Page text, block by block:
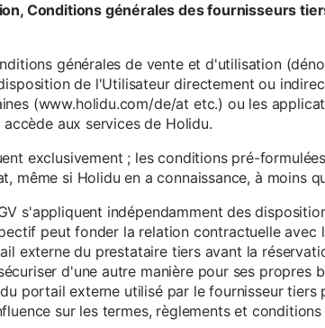
Conditions générales des fournisseurs
générales de vente et d'utilisation
de l'Utilisateur directement ou
(www.holidu.com/de/at etc.) ou les
aux services de Holidu.
exclusivement ; les conditions pré-
même si Holidu en a connaissance, à moins
s'appliquent indépendamment des
peut fonder la relation contractuelle
externe du prestataire tiers avant la
d'une autre manière pour ses propres
portail externe utilisé par le fournisseur
sur les termes, règlements et